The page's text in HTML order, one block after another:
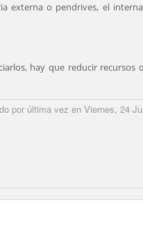
externa o pendrives, el
hay que reducir recursos
por última vez en Viernes, 24